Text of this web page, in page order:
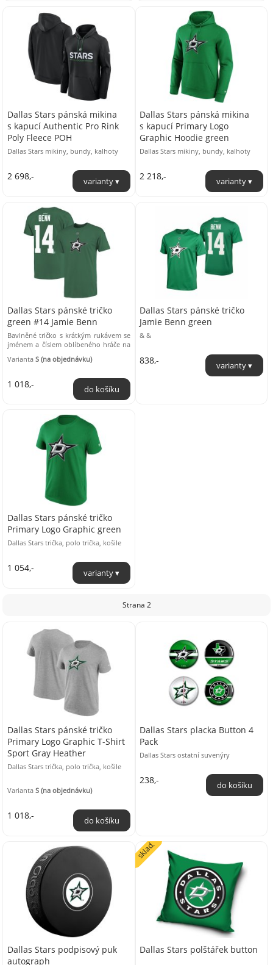
Dallas Stars pánská mikina
s kapucí Authentic Pro Rink
Poly Fleece POH
Dallas Stars mikiny, bundy, kalhoty
2 698,-
Dallas Stars pánská mikina
s kapucí Primary Logo
Graphic Hoodie green
Dallas Stars mikiny, bundy, kalhoty
2 218,-
Dallas Stars pánské tričko
green #14 Jamie Benn
Bavlněné tričko s krátkým rukávem se
jménem a číslem oblíbeného hráče na
...
VariantaS (na objednávku)
1 018,-
Dallas Stars pánské tričko
Jamie Benn green
& &
838,-
Dallas Stars pánské tričko
Primary Logo Graphic green
Dallas Stars trička, polo trička, košile
1 054,-
Strana 2
Dallas Stars pánské tričko
Primary Logo Graphic T-Shirt
Sport Gray Heather
Dallas Stars trička, polo trička, košile
VariantaS (na objednávku)
1 018,-
Dallas Stars placka Button 4
Pack
Dallas Stars ostatní suvenýry
238,-
Dallas Stars podpisový puk
autograph
Dallas Stars polštářek button
sklad.